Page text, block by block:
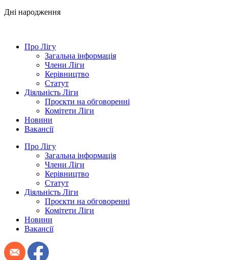
Дні народження
Про Лігу
Загальна інформація
Члени Ліги
Керівництво
Статут
Діяльність Ліги
Проєкти на обговоренні
Комітети Ліги
Новини
Вакансії
Про Лігу
Загальна інформація
Члени Ліги
Керівництво
Статут
Діяльність Ліги
Проєкти на обговоренні
Комітети Ліги
Новини
Вакансії